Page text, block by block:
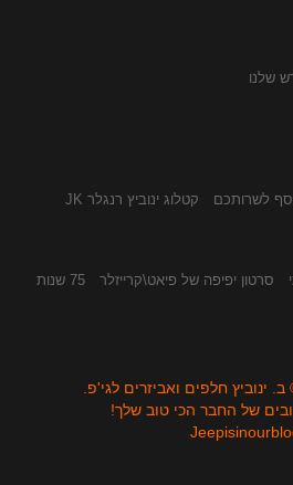
לשרותכם
קטלוג ינוביץ רנגלר JK
סרטון יפיפה של פיאט\קרייזלר
75 שנות
של החבר הכי טוב שלך!